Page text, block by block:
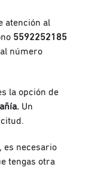
atención al
5592252185
número
la opción de
Un
es necesario
tengas otra